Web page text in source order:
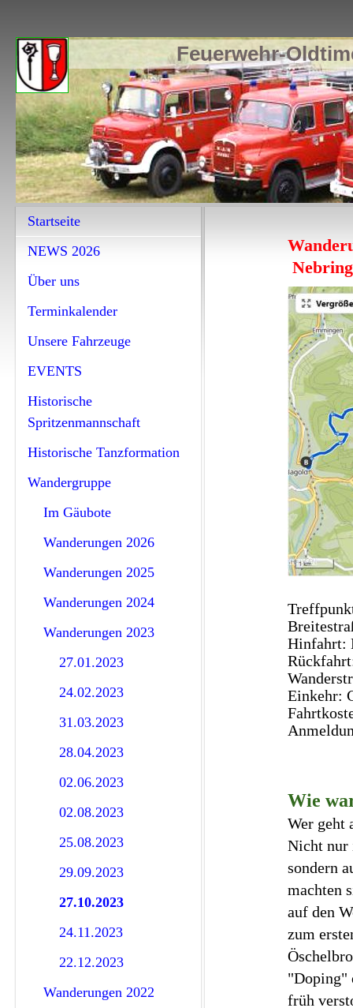
Feuerwehr-
Startseite
NEWS 2026
Über uns
Terminkalender
Unsere Fahrzeuge
EVENTS
Historische
Spritzenmannschaft
Historische Tanzformation
Wandergruppe
Im Gäubote
Wanderungen 2026
Wanderungen 2025
Wanderungen 2024
Wanderungen 2023
27.01.2023
24.02.2023
31.03.2023
28.04.2023
02.06.2023
02.08.2023
25.08.2023
29.09.2023
27.10.2023
24.11.2023
22.12.2023
Wanderungen 2022
Hinfahrt:
Einkehr:
Wie
Wer geht
Nicht nur
sondern
machten
auf den
zum
"Doping"
früh